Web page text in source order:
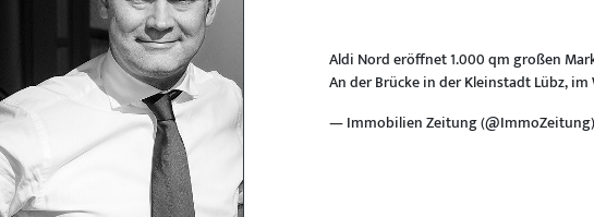
Aldi Nord eröffnet 1.000 qm großen
An der Brücke in der Kleinstadt Lübz,
— Immobilien Zeitung (@ImmoZeitung)